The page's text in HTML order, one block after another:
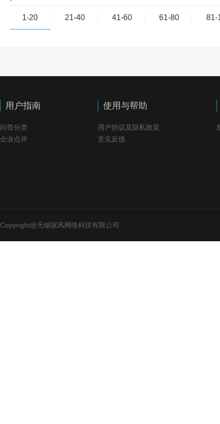
1-20 21-40 41-60 61-80 81-
用户指南
问答分类
企业点评
使用与帮助
用户协议及隐私政策
意见反馈
Copyright@无锡据风网络科技有限公司